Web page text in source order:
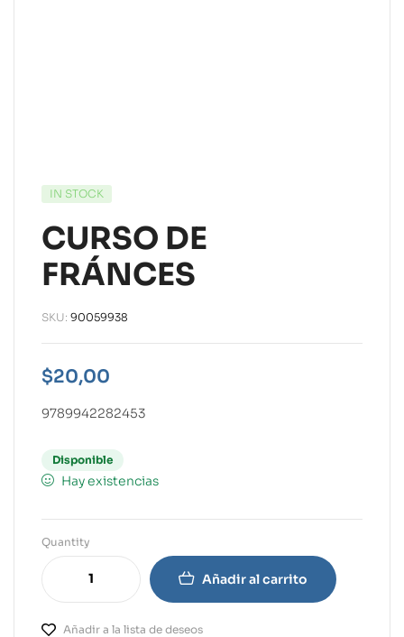
IN STOCK
CURSO DE
FRÁNCES
SKU: 90059938
$20,00
9789942282453
Disponible
Hay existencias
Quantity
Añadir al carrito
Añadir a la lista de deseos